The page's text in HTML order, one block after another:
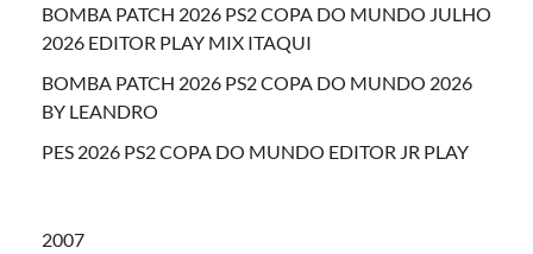
BOMBA PATCH 2026 PS2 COPA DO MUNDO JULHO
2026 EDITOR PLAY MIX ITAQUI
BOMBA PATCH 2026 PS2 COPA DO MUNDO 2026
BY LEANDRO
PES 2026 PS2 COPA DO MUNDO EDITOR JR PLAY
2007